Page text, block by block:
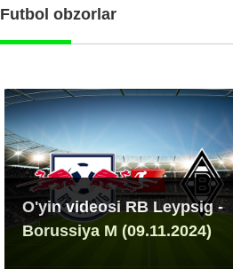
Futbol obzorlar
O'yin videosi RB Leypsig -
Borussiya M (09.11.2024)